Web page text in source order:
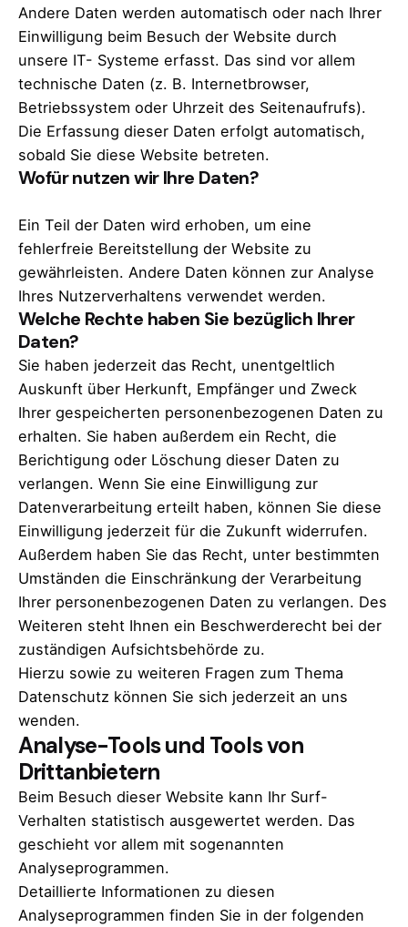
Andere Daten werden automatisch oder nach Ihrer
Einwilligung beim Besuch der Website durch
unsere IT- Systeme erfasst. Das sind vor allem
technische Daten (z. B. Internetbrowser,
Betriebssystem oder Uhrzeit des Seitenaufrufs).
Die Erfassung dieser Daten erfolgt automatisch,
sobald Sie diese Website betreten.
Wofür nutzen wir Ihre Daten?
Ein Teil der Daten wird erhoben, um eine
fehlerfreie Bereitstellung der Website zu
gewährleisten. Andere Daten können zur Analyse
Ihres Nutzerverhaltens verwendet werden.
Welche Rechte haben Sie bezüglich Ihrer
Daten?
Sie haben jederzeit das Recht, unentgeltlich
Auskunft über Herkunft, Empfänger und Zweck
Ihrer gespeicherten personenbezogenen Daten zu
erhalten. Sie haben außerdem ein Recht, die
Berichtigung oder Löschung dieser Daten zu
verlangen. Wenn Sie eine Einwilligung zur
Datenverarbeitung erteilt haben, können Sie diese
Einwilligung jederzeit für die Zukunft widerrufen.
Außerdem haben Sie das Recht, unter bestimmten
Umständen die Einschränkung der Verarbeitung
Ihrer personenbezogenen Daten zu verlangen. Des
Weiteren steht Ihnen ein Beschwerderecht bei der
zuständigen Aufsichtsbehörde zu.
Hierzu sowie zu weiteren Fragen zum Thema
Datenschutz können Sie sich jederzeit an uns
wenden.
Analyse-Tools und Tools von
Drittanbietern
Beim Besuch dieser Website kann Ihr Surf-
Verhalten statistisch ausgewertet werden. Das
geschieht vor allem mit sogenannten
Analyseprogrammen.
Detaillierte Informationen zu diesen
Analyseprogrammen finden Sie in der folgenden